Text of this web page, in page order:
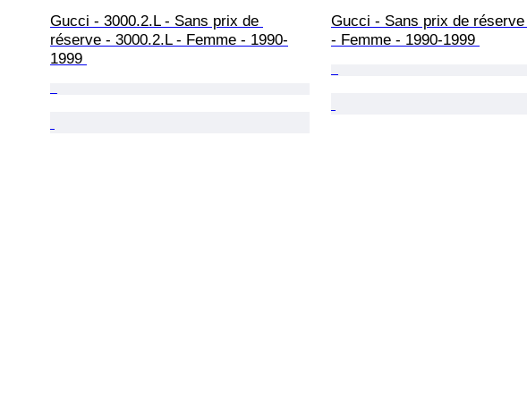
Gucci - 3000.2.L - Sans prix de
réserve - 3000.2.L - Femme - 1990-
1999
Gucci - Sans prix de réserve
- Femme - 1990-1999